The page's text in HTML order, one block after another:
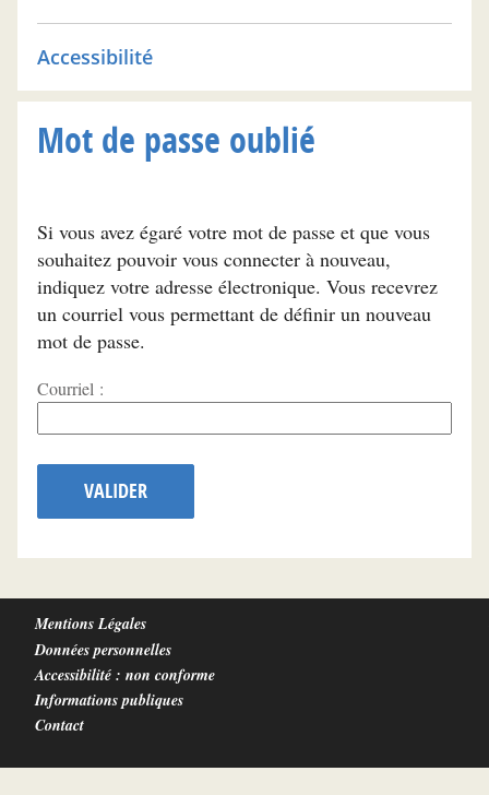
Accessibilité
Mot de passe oublié
Si vous avez égaré votre mot de passe et que vous
souhaitez pouvoir vous connecter à nouveau,
indiquez votre adresse électronique. Vous recevrez
un courriel vous permettant de définir un nouveau
mot de passe.
Courriel :
VALIDER
Mentions Légales
Données personnelles
Accessibilité : non conforme
Informations publiques
Contact